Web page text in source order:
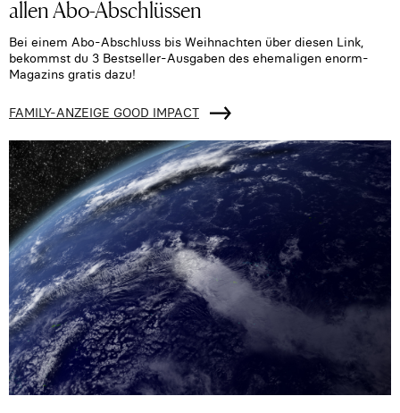
allen Abo-Abschlüssen
Bei einem Abo-Abschluss bis Weihnachten über diesen Link,
bekommst du 3 Bestseller-Ausgaben des ehemaligen enorm-
Magazins gratis dazu!
FAMILY-ANZEIGE GOOD IMPACT